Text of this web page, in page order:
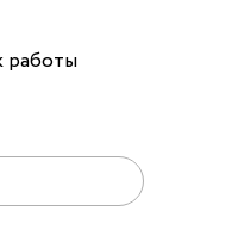
работы